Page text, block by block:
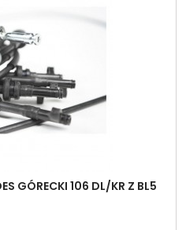
GÓRECKI 106 DL/KR Z BL5